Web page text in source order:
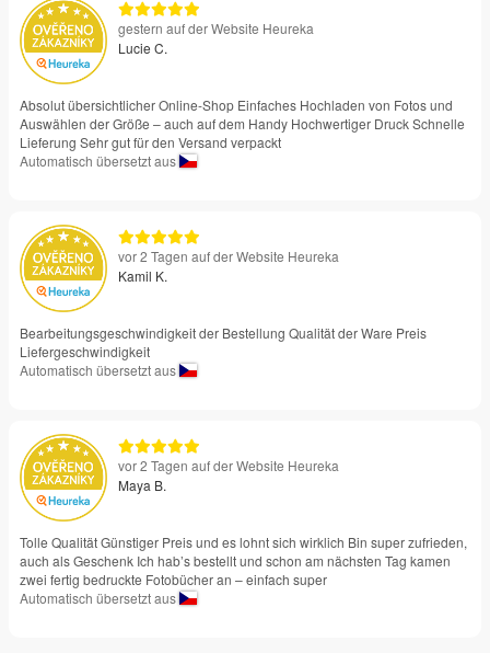
gestern auf der Website Heureka
Lucie C.
Absolut übersichtlicher Online-Shop Einfaches Hochladen von Fotos und
Auswählen der Größe – auch auf dem Handy Hochwertiger Druck Schnelle
Lieferung Sehr gut für den Versand verpackt
Automatisch übersetzt aus
vor 2 Tagen auf der Website Heureka
Kamil K.
Bearbeitungsgeschwindigkeit der Bestellung Qualität der Ware Preis
Liefergeschwindigkeit
Automatisch übersetzt aus
vor 2 Tagen auf der Website Heureka
Maya B.
Tolle Qualität Günstiger Preis und es lohnt sich wirklich Bin super zufrieden,
auch als Geschenk Ich hab’s bestellt und schon am nächsten Tag kamen
zwei fertig bedruckte Fotobücher an – einfach super
Automatisch übersetzt aus